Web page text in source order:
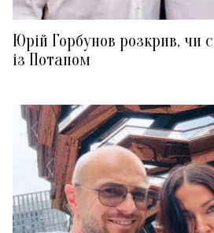
Юрій Горбунов розкрив, чи
із Потапом